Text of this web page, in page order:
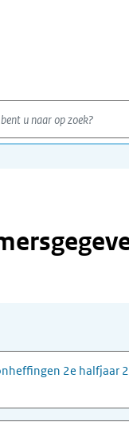
u naar op zoek?
2e halfjaar